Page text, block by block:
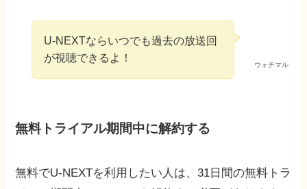
ウォチマル
U-NEXTならいつでも過去の放送回
が視聴できるよ！
無料トライアル期間中に解約する
無料でU-NEXTを利用したい人は、31日間の無料トラ